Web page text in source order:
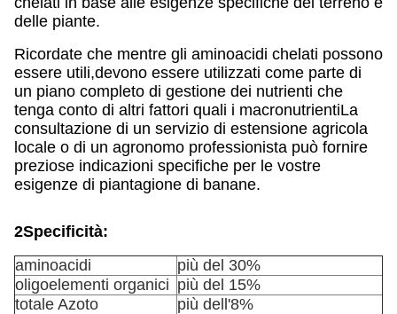
delle piante.
Ricordate che mentre gli aminoacidi chelati possono
essere utili,devono essere utilizzati come parte di
un piano completo di gestione dei nutrienti che
tenga conto di altri fattori quali i macronutrientiLa
consultazione di un servizio di estensione agricola
locale o di un agronomo professionista può fornire
preziose indicazioni specifiche per le vostre
esigenze di piantagione di banane.
2Specificità:
aminoacidi
più del 30%
oligoelementi organici più del 15%
totale Azoto
più dell'8%